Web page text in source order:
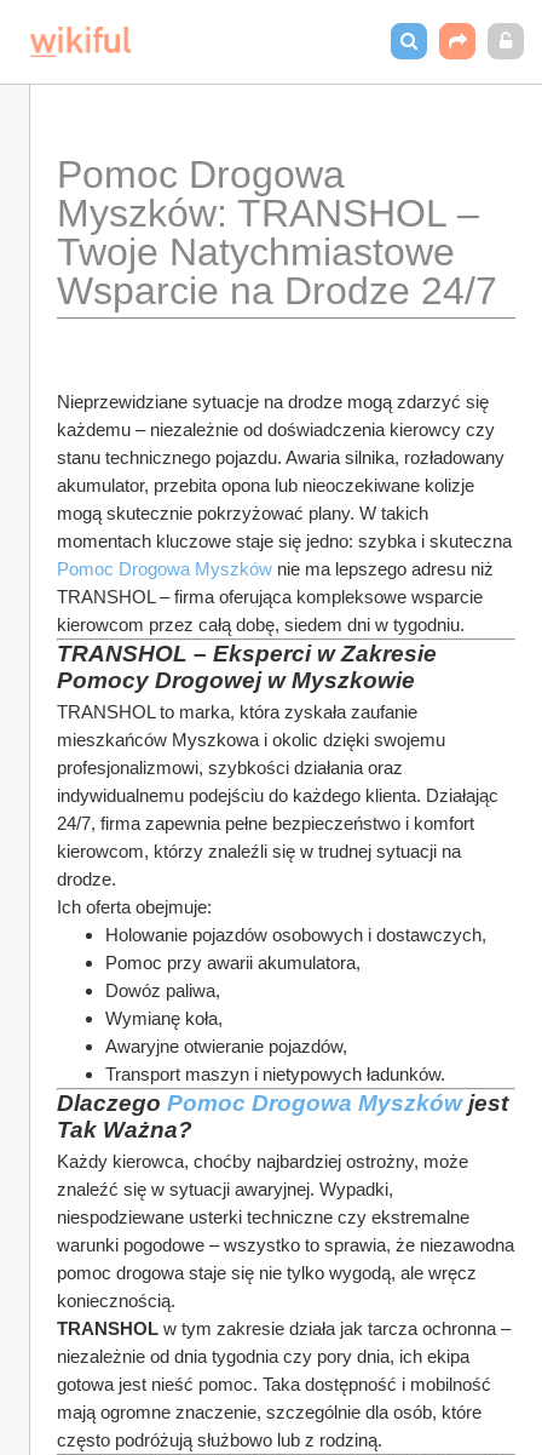
Pomoc Drogowa
Myszków: TRANSHOL –
Twoje Natychmiastowe
Wsparcie na Drodze 24/7
Nieprzewidziane sytuacje na drodze mogą zdarzyć się
każdemu – niezależnie od doświadczenia kierowcy czy
stanu technicznego pojazdu. Awaria silnika, rozładowany
akumulator, przebita opona lub nieoczekiwane kolizje
mogą skutecznie pokrzyżować plany. W takich
Pomoc Drogowa Myszków nie ma lepszego adresu niż
TRANSHOL – firma oferująca kompleksowe wsparcie
kierowcom przez całą dobę, siedem dni w tygodniu.
TRANSHOL – Eksperci w Zakresie
Pomocy Drogowej w Myszkowie
TRANSHOL to marka, która zyskała zaufanie
mieszkańców Myszkowa i okolic dzięki swojemu
profesjonalizmowi, szybkości działania oraz
indywidualnemu podejściu do każdego klienta. Działając
24/7, firma zapewnia pełne bezpieczeństwo i komfort
kierowcom, którzy znaleźli się w trudnej sytuacji na
drodze.
Ich oferta obejmuje:
Holowanie pojazdów osobowych i dostawczych,
Pomoc przy awarii akumulatora,
Dowóz paliwa,
Wymianę koła,
Awaryjne otwieranie pojazdów,
Transport maszyn i nietypowych ładunków.
Dlaczego Pomoc Drogowa Myszków jest
Tak Ważna?
Każdy kierowca, choćby najbardziej ostrożny, może
znaleźć się w sytuacji awaryjnej. Wypadki,
niespodziewane usterki techniczne czy ekstremalne
warunki pogodowe – wszystko to sprawia, że niezawodna
pomoc drogowa staje się nie tylko wygodą, ale wręcz
koniecznością.
TRANSHOL w tym zakresie działa jak tarcza ochronna –
niezależnie od dnia tygodnia czy pory dnia, ich ekipa
gotowa jest nieść pomoc. Taka dostępność i mobilność
mają ogromne znaczenie, szczególnie dla osób, które
często podróżują służbowo lub z rodziną.